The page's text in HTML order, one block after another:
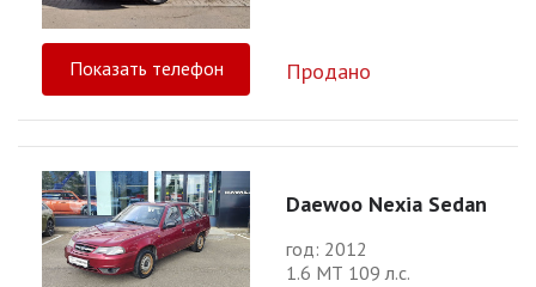
Показать телефон Продано
Daewoo Nexia Sedan
год: 2012
1.6 МТ 109 л.с.